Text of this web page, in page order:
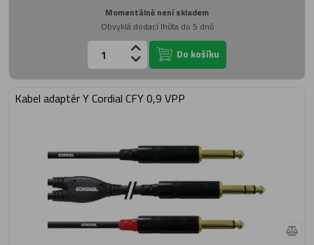
Momentálně není skladem
Obvyklá dodací lhůta do 5 dnů
Do košíku
Kabel adaptér Y Cordial CFY 0,9 VPP